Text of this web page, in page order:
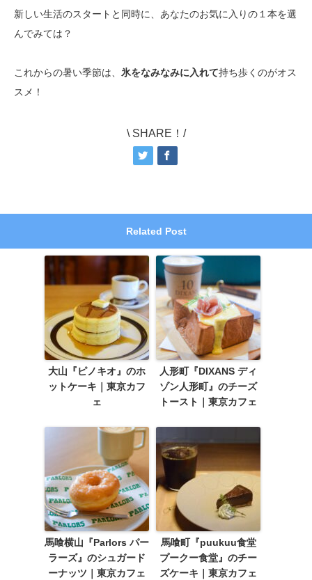
新しい生活のスタートと同時に、あなたのお気に入りの１本を選
んでみては？
これからの暑い季節は、 氷をなみなみに入れて持ち歩くのがオス
スメ！
\ SHARE！/
Related Post
大山『ピノキオ』のホ
ットケーキ｜東京カフ
ェ
人形町『DIXANS ディ
ゾン人形町』のチーズ
トースト｜東京カフェ
馬喰横山『Parlors パー
ラーズ』のシュガード
ーナッツ｜東京カフェ
馬喰町『puukuu食堂
プークー食堂』のチー
ズケーキ｜東京カフェ